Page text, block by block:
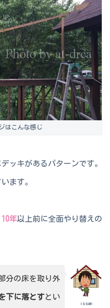
はこんな感じ
ッキがあるパターンです。
ます。
10年以上前に全面やり替えの
issan
分の床を取り外
下に落とすとい